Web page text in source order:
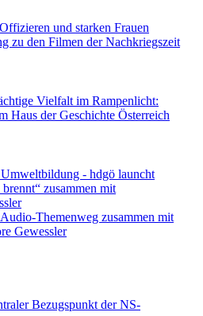
und starken Frauen
zu den Filmen der Nachkriegszeit
Vielfalt im Rampenlicht:
Haus der Geschichte Österreich
- hdgö launcht
zusammen mit
Themenweg zusammen mit
Gewessler
Bezugspunkt der NS-